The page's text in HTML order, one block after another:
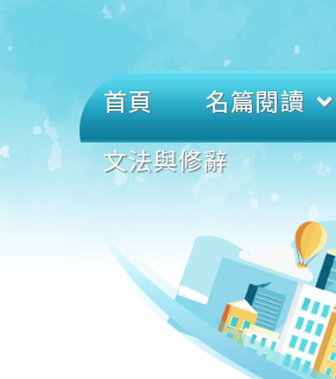
首頁 名篇閱讀
文法與修辭